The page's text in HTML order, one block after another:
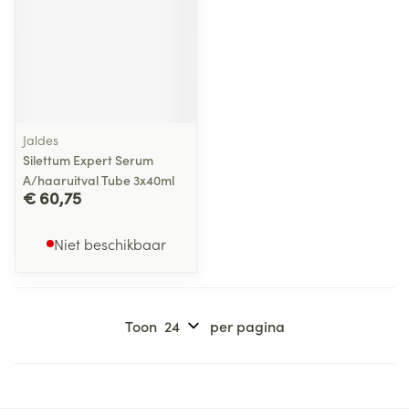
Jaldes
Silettum Expert Serum
A/haaruitval Tube 3x40ml
€ 60,75
Niet beschikbaar
Toon per pagina